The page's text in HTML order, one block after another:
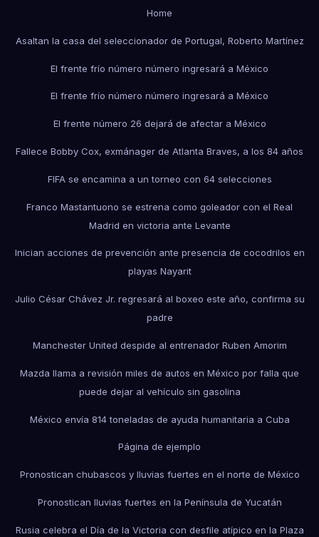
Home
Asaltan la casa del seleccionador de Portugal, Roberto Martínez
El frente frío número número ingresará a México
El frente frío número número ingresará a México
El frente número 26 dejará de afectar a México
Fallece Bobby Cox, exmánager de Atlanta Braves, a los 84 años
FIFA se encamina a un torneo con 64 selecciones
Franco Mastantuono se estrena como goleador con el Real
Madrid en victoria ante Levante
Inician acciones de prevención ante presencia de cocodrilos en
playas Nayarit
Julio César Chávez Jr. regresará al boxeo este año, confirma su
padre
Manchester United despide al entrenador Ruben Amorim
Mazda llama a revisión miles de autos en México por falla que
puede dejar al vehículo sin gasolina
México envía 814 toneladas de ayuda humanitaria a Cuba
Página de ejemplo
Pronostican chubascos y lluvias fuertes en el norte de México
Pronostican lluvias fuertes en la Península de Yucatán
Rusia celebra el Día de la Victoria con desfile atípico en la Plaza